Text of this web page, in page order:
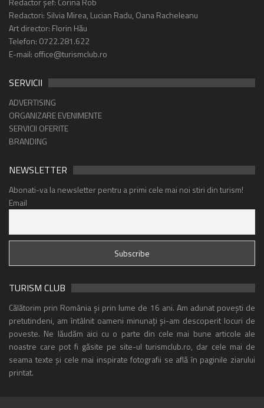
Redactori: Silvia Mirea, Lucian Radu, Oana Racheleanu
Art director: Florin Hău
Telefon: 0722.281.622
E-mail: office@turismclub.ro
SERVICII
ADVERTISING
ORGANIZARE EVENIMENTE
SERVICII OFERITE
BRANDING
NEWSLETTER
Abonati-va la newsletter pentru a primi cele mai noi stiri din turism!
Email
TURISM CLUB
Călătorim prin România și prin lume de 16 ani. Am adunat povești de
pretutindeni, am întâlnit oameni minunați și-am descoperit locuri de
poveste. Ne lăudăm aici cu o parte din cele mai bune articole ale
noastre care pot fi găsite pe site-ul turismclub.ro, dar cele mai de
seama texte și cele mai inspirate fotografii se află în paginile ziarului
printat.